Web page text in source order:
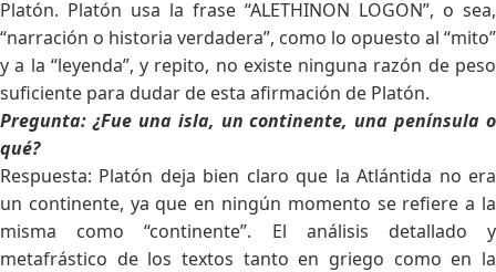
Platón. Platón usa la frase “ALETHINON LOGON”, o sea,
“narración o historia verdadera”, como lo opuesto al “mito”
y a la “leyenda”, y repito, no existe ninguna razón de peso
suficiente para dudar de esta afirmación de Platón.
Pregunta: ¿Fue una isla, un continente, una península o
qué?
Respuesta: Platón deja bien claro que la Atlántida no era
un continente, ya que en ningún momento se refiere a la
misma como “continente”. El análisis detallado y
metafrástico de los textos tanto en griego como en la